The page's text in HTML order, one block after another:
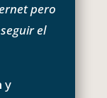
pero
el
y